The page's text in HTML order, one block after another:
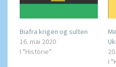
Biafra krigen og sulten
16. mai 2020
I "Historie"
I